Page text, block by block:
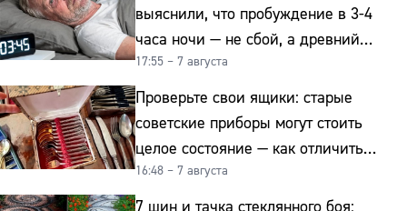
выяснили, что пробуждение в 3-4
часа ночи — не сбой, а древний
биологический ритм
17:55 – 7 августа
Проверьте свои ящики: старые
советские приборы могут стоить
целое состояние — как отличить
подделку от мельхиора
16:48 – 7 августа
7 шин и тачка стеклянного боя: